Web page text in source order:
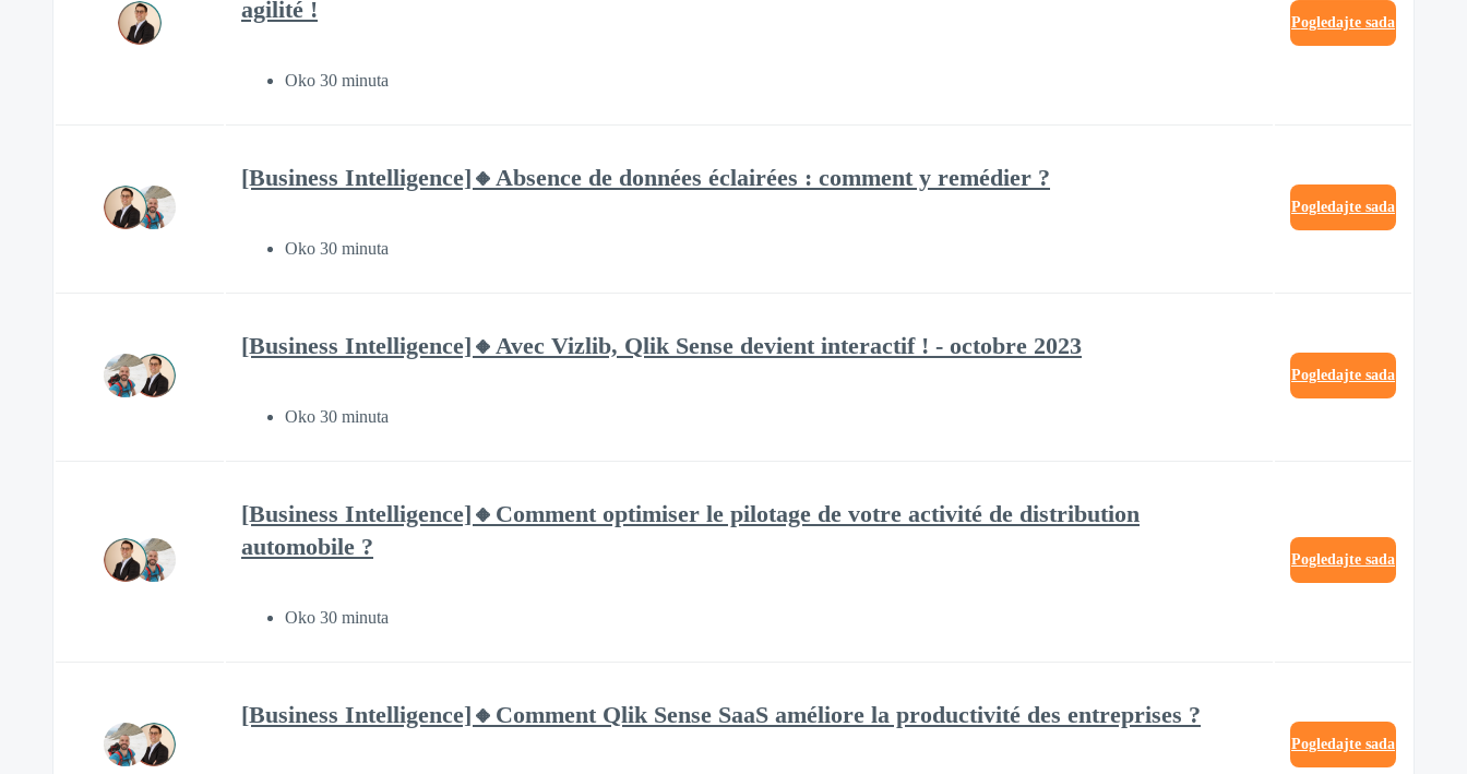
agilité !
Oko 30 minuta
Pogledajte sada
[Business Intelligence]🔸Absence de données éclairées : comment y remédier ?
Oko 30 minuta
Pogledajte sada
[Business Intelligence]🔸Avec Vizlib, Qlik Sense devient interactif ! - octobre 2023
Oko 30 minuta
Pogledajte sada
[Business Intelligence]🔸Comment optimiser le pilotage de votre activité de distribution
automobile ?
Oko 30 minuta
Pogledajte sada
[Business Intelligence]🔸Comment Qlik Sense SaaS améliore la productivité des entreprises ?
Pogledajte sada